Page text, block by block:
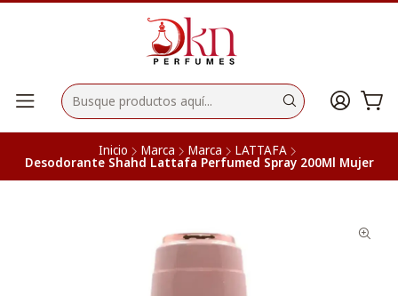
Inicio Marca Marca LATTAFA
Desodorante Shahd Lattafa Perfumed Spray 200Ml Mujer